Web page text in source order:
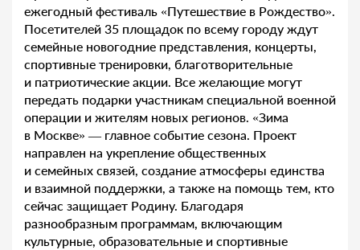
ежегодный фестиваль «Путешествие в Рождество».
Посетителей 35 площадок по всему городу ждут
семейные новогодние представления, концерты,
спортивные тренировки, благотворительные
и патриотические акции. Все желающие могут
передать подарки участникам специальной военной
операции и жителям новых регионов. «Зима
в Москве» — главное событие сезона. Проект
направлен на укрепление общественных
и семейных связей, создание атмосферы единства
и взаимной поддержки, а также на помощь тем, кто
сейчас защищает Родину. Благодаря
разнообразным программам, включающим
культурные, образовательные и спортивные